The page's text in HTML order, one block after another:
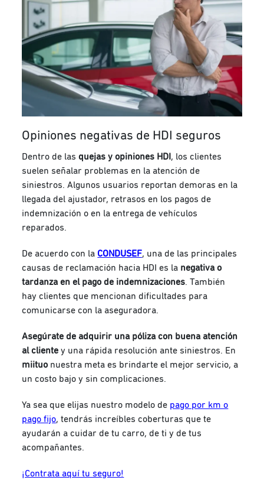
Opiniones negativas de HDI seguros
Dentro de lasquejas y opiniones HDI, los clientes
suelen señalar problemas en la atención de
siniestros. Algunos usuarios reportan demoras en la
llegada del ajustador, retrasos en los pagos de
indemnización o en la entrega de vehículos
reparados.
De acuerdo con la CONDUSEF, una de las principales
causas de reclamación hacia HDI es la negativa o
tardanza en el pago de indemnizaciones. También
hay clientes que mencionan dificultades para
comunicarse con la aseguradora.
Asegúrate de adquirir una póliza con buena atención
al clientey una rápida resolución ante siniestros. En
miituo nuestra meta es brindarte el mejor servicio, a
un costo bajo y sin complicaciones.
Ya sea que elijas nuestro modelo de pago por km o
pago fijo, tendrás increíbles coberturas que te
ayudarán a cuidar de tu carro, de ti y de tus
acompañantes.
¡Contrata aquí tu seguro!